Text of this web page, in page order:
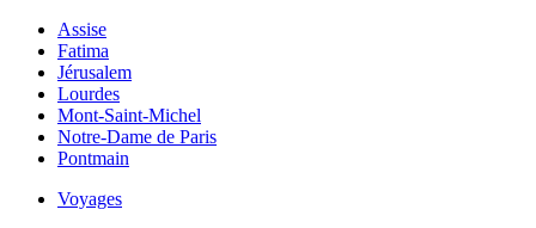
Assise
Fatima
Jérusalem
Lourdes
Mont-Saint-Michel
Notre-Dame de Paris
Pontmain
Voyages